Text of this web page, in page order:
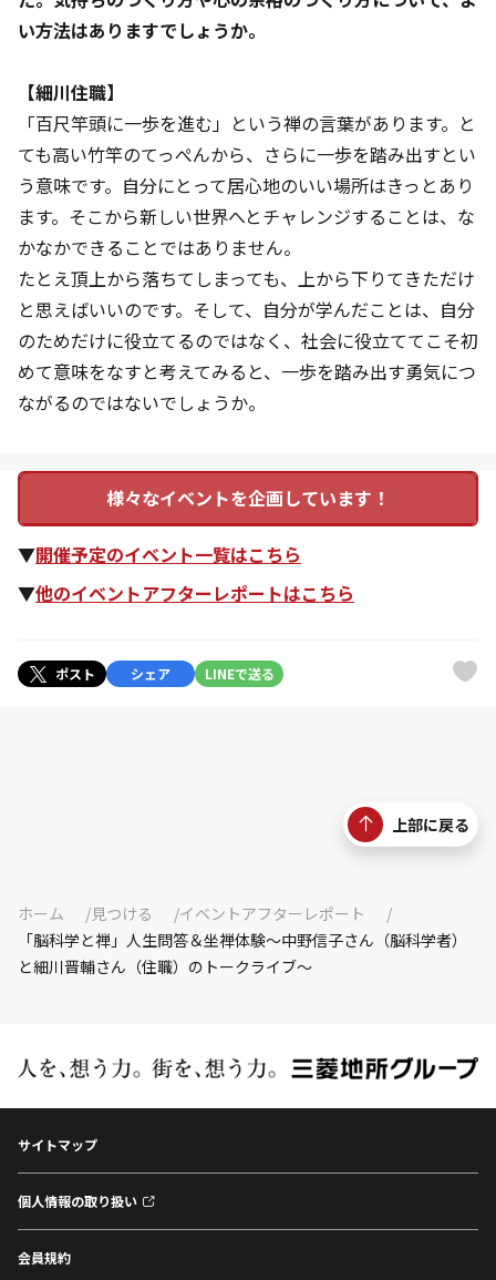
い方法はありますでしょうか。
【細川住職】
「百尺竿頭に一歩を進む」という禅の言葉があります。と
ても高い竹竿のてっぺんから、さらに一歩を踏み出すとい
う意味です。自分にとって居心地のいい場所はきっとあり
ます。そこから新しい世界へとチャレンジすることは、な
かなかできることではありません。
たとえ頂上から落ちてしまっても、上から下りてきただけ
と思えばいいのです。そして、自分が学んだことは、自分
のためだけに役立てるのではなく、社会に役立ててこそ初
めて意味をなすと考えてみると、一歩を踏み出す勇気につ
ながるのではないでしょうか。
様々なイベントを企画しています！
▼開催予定のイベント一覧はこちら
▼他のイベントアフターレポートはこちら
ポスト シェア LINEで送る
上部に戻る
ホーム 見つける
イベントアフターレポート
「脳科学と禅」人生問答＆坐禅体験～中野信子さん（脳科学者）
と細川晋輔さん（住職）のトークライブ～
サイトマップ
個人情報の取り扱い
会員規約